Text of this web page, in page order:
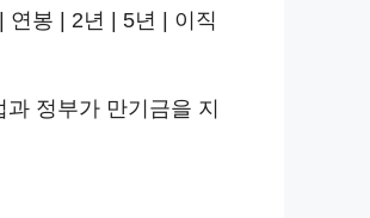
연봉 | 2년 | 5년 | 이직
정부가 만기금을 지